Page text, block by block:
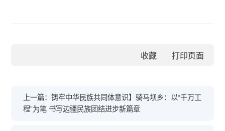
收藏
上一篇：铸牢中华民族共同体意识】骑马坝乡：以“千万工
程”为笔 书写边疆民族团结进步新篇章​